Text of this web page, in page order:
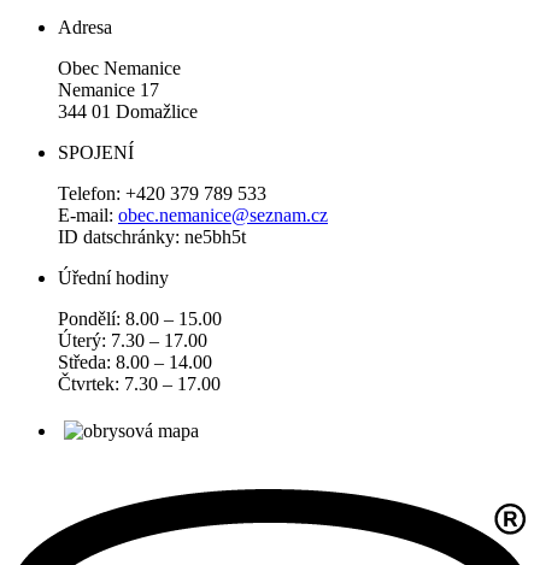
Adresa
Obec Nemanice
Nemanice 17
344 01 Domažlice
SPOJENÍ
Telefon: +420 379 789 533
E-mail: obec.nemanice@seznam.cz
ID datschránky: ne5bh5t
Úřední hodiny
Pondělí: 8.00 – 15.00
Úterý: 7.30 – 17.00
Středa: 8.00 – 14.00
Čtvrtek: 7.30 – 17.00